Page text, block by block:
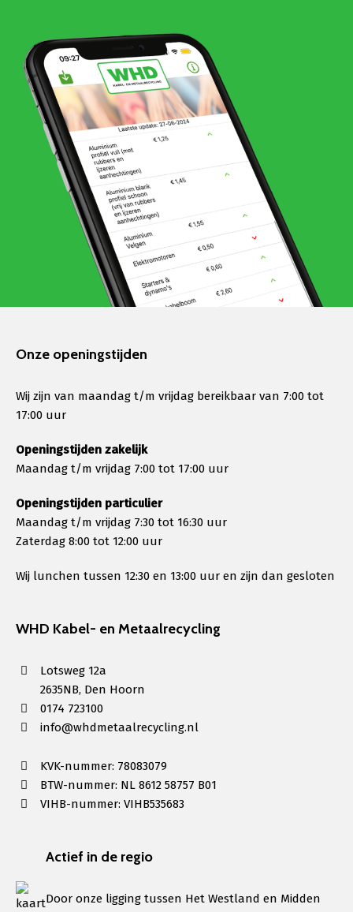
Onze openingstijden
Wij zijn van maandag t/m vrijdag bereikbaar van 7:00 tot
17:00 uur
Openingstijden zakelijk
Maandag t/m vrijdag 7:00 tot 17:00 uur
Openingstijden particulier
Maandag t/m vrijdag 7:30 tot 16:30 uur
Zaterdag 8:00 tot 12:00 uur
Wij lunchen tussen 12:30 en 13:00 uur en zijn dan gesloten
WHD Kabel- en Metaalrecycling
Lotsweg 12a
2635NB, Den Hoorn
0174 723100
info@whdmetaalrecycling.nl
KVK-nummer: 78083079
BTW-nummer: NL 8612 58757 B01
VIHB-nummer: VIHB535683
Actief in de regio
Door onze ligging tussen Het Westland en Midden